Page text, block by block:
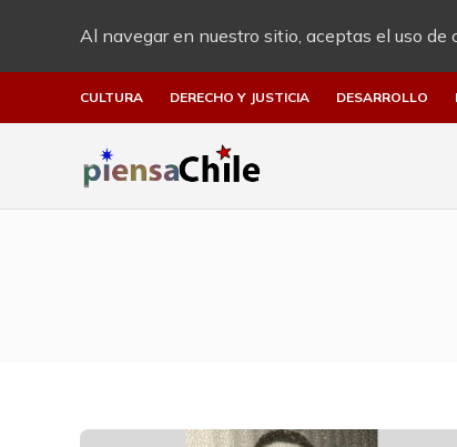
Al navegar en nuestro sitio, aceptas el uso de
CULTURA DERECHO Y JUSTICIA DESARROLLO